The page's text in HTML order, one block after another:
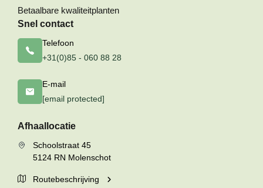
Betaalbare kwaliteitplanten
Snel contact
Telefoon
+31(0)85 - 060 88 28
E-mail
[email protected]
Afhaallocatie
Schoolstraat 45
5124 RN Molenschot
Routebeschrijving